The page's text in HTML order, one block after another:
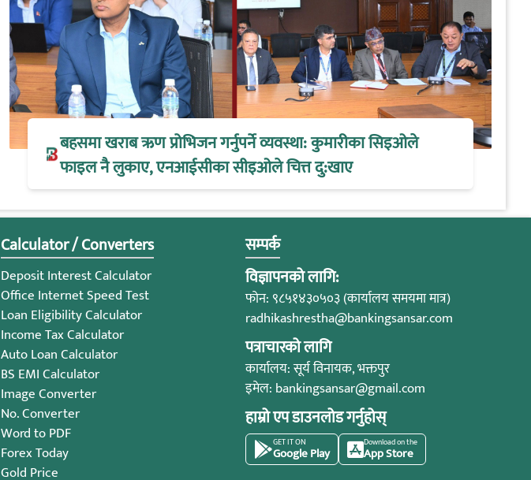
बहसमा खराब ऋण प्रोभिजन गर्नुपर्ने व्यवस्था: कुमारीका सिइओले
फाइल नै लुकाए, एनआईसीका सीइओले चित्त दु:खाए
Calculator / Converters
Deposit Interest Calculator
Office Internet Speed Test
Loan Eligibility Calculator
Income Tax Calculator
Auto Loan Calculator
BS EMI Calculator
Image Converter
No. Converter
Word to PDF
Forex Today
Gold Price
सम्पर्क
विज्ञापनको लागि:
फोन: ९८५१४३०५०३ (कार्यालय समयमा मात्र)
radhikashrestha@bankingsansar.com
पत्राचारको लागि
कार्यालय: सूर्य विनायक, भक्तपुर
इमेल: bankingsansar@gmail.com
हाम्रो एप डाउनलोड गर्नुहोस्
GET IT ON
Google Play
Download on the
App Store